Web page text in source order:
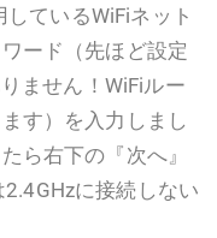
ているWiFiネット
ード（先ほど設定
ません！WiFiルー
す）を入力しまし
ら右下の『次へ』
に接続しない